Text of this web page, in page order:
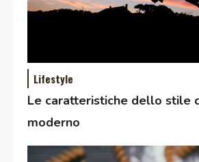
Lifestyle
Le caratteristiche dello stile
moderno